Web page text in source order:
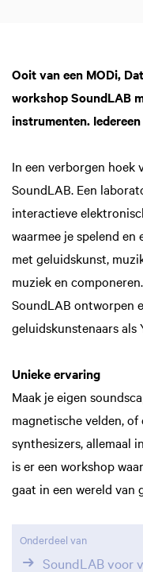
Ooit van een MODi,
workshop SoundLAB
instrumenten.
In een verborgen hoek
SoundLAB. Een
interactieve
waarmee je spelend
met geluidskunst,
muziek en
SoundLAB ontworpen
geluidskunstenaars als
Unieke ervaring
Maak je eigen
magnetische velden,
synthesizers, allemaal
is er een workshop
gaat in een wereld van
Onderdeel van
SoundLAB voor